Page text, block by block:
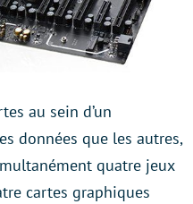
au sein d’un
données que les autres,
quatre jeux
cartes graphiques